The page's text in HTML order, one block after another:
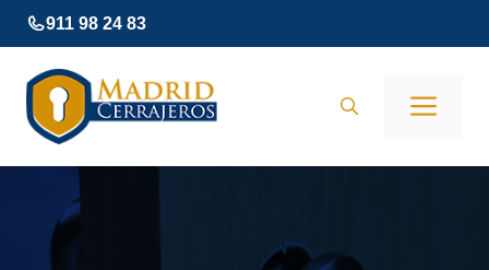
Saltar
al
contenido
911 98 24 83